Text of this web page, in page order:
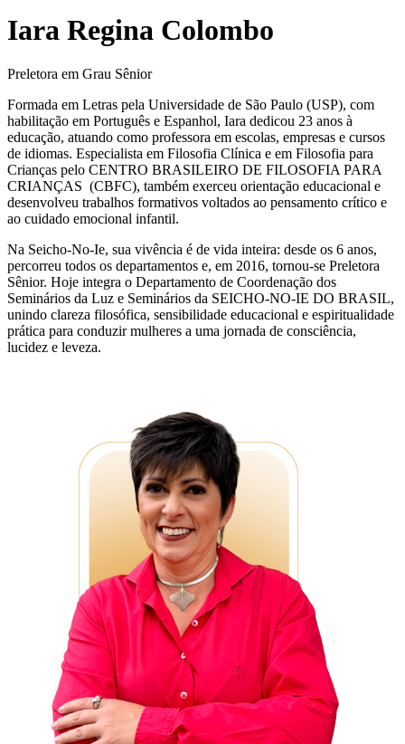
Iara Regina Colombo
Preletora em Grau Sênior
Formada em Letras pela Universidade de São Paulo (USP), com
habilitação em Português e Espanhol, Iara dedicou 23 anos à
educação, atuando como professora em escolas, empresas e cursos
de idiomas. Especialista em Filosofia Clínica e em Filosofia para
Crianças pelo CENTRO BRASILEIRO DE FILOSOFIA PARA
CRIANÇAS (CBFC), também exerceu orientação educacional e
desenvolveu trabalhos formativos voltados ao pensamento crítico e
ao cuidado emocional infantil.
Na Seicho-No-Ie, sua vivência é de vida inteira: desde os 6 anos,
percorreu todos os departamentos e, em 2016, tornou-se Preletora
Sênior. Hoje integra o Departamento de Coordenação dos
Seminários da Luz e Seminários da SEICHO-NO-IE DO BRASIL,
unindo clareza filosófica, sensibilidade educacional e espiritualidade
prática para conduzir mulheres a uma jornada de consciência,
lucidez e leveza.